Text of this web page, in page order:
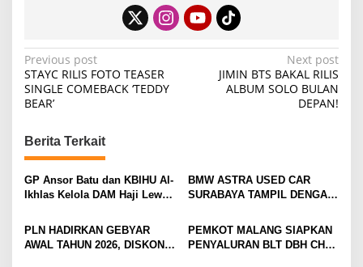
P
o
s
t
n
a
v
i
g
Previous post
STAYC RILIS FOTO TEASER
SINGLE COMEBACK ‘TEDDY
BEAR’
Next post
JIMIN BTS BAKAL RILIS
ALBUM SOLO BULAN
DEPAN!
Berita Terkait
GP Ansor Batu dan KBIHU Al-
Ikhlas Kelola DAM Haji Lewat
BMW ASTRA USED CAR
SURABAYA TAMPIL DENGAN
PELANGGAN DI JATIM
DENGAN FASILITAS
PLN HADIRKAN GEBYAR
AWAL TAHUN 2026, DISKON
PEMKOT MALANG SIAPKAN
PENYALURAN BLT DBH CHT